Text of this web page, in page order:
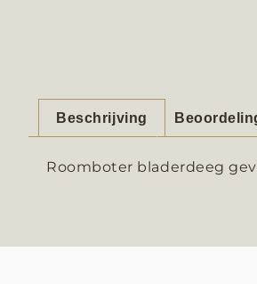
Beschrijving
Roomboter bladerdeeg